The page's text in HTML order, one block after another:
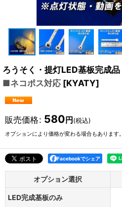
ろうそく・提灯LED基板完成品
■ネコポス対応 [KYATY]
販売価格: 580円(税込)
オプションにより価格が変わる場合もあります。
Facebookでシェア
オプション選択
LED完成基板のみ